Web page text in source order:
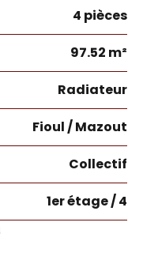
4 pièces
97.52 m²
Radiateur
Fioul / Mazout
Collectif
1er étage / 4